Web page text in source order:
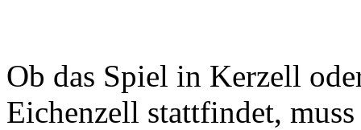
Ob das Spiel in Kerzell
Eichenzell stattfindet,